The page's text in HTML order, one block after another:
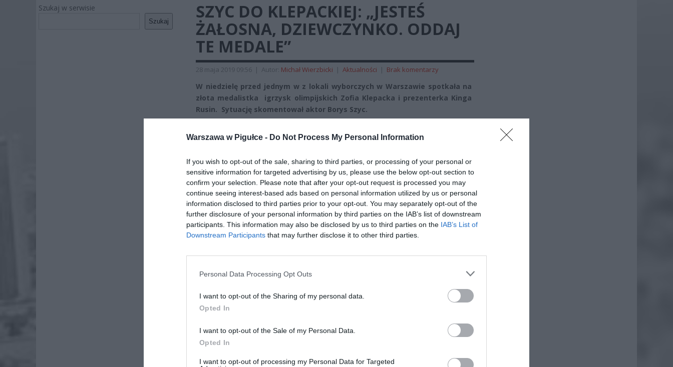
Warszawa w Pigułce - Do Not Process My Personal Information
If you wish to opt-out of the sale, sharing to third parties, or processing of your personal or
sensitive information for targeted advertising by us, please use the below opt-out section to
confirm your selection. Please note that after your opt-out request is processed you may
continue seeing interest-based ads based on personal information utilized by us or personal
information disclosed to third parties prior to your opt-out. You may separately opt-out of the
further disclosure of your personal information by third parties on the IAB’s list of downstream
participants. This information may also be disclosed by us to third parties on the IAB’s List of
Downstream Participants that may further disclose it to other third parties.
Personal Data Processing Opt Outs
I want to opt-out of the Sharing of my personal data.
Opted In
I want to opt-out of the Sale of my Personal Data.
Opted In
I want to opt-out of processing my Personal Data for Targeted
Szukaj w serwisie
Szukaj
SZYC DO KLEPACKIEJ: „JESTEŚ
ŻAŁOSNA, DZIEWCZYNKO. ODDAJ
TE MEDALE”
28 maja 2019 09:56 | Autor: Michał Wierzbicki | Aktualności | Brak komentarzy
W niedzielę przed jednym w z lokali wyborczych w Warszawie spotkała na
złota medalistka igrzysk olimpijskich Zofia Klepacka i prezenterka Kinga
Rusin. Sytuację skomentował aktor Borys Szyc.
Play
Fot. Zofia Klepacka / Facebook